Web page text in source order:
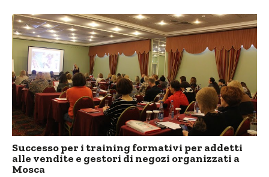
Successo per i training formativi per addetti
alle vendite e gestori di negozi organizzati a
Mosca